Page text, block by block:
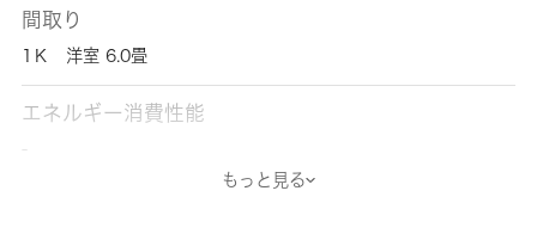
間取り
1Ｋ 洋室 6.0畳
エネルギー消費性能
-
もっと見る